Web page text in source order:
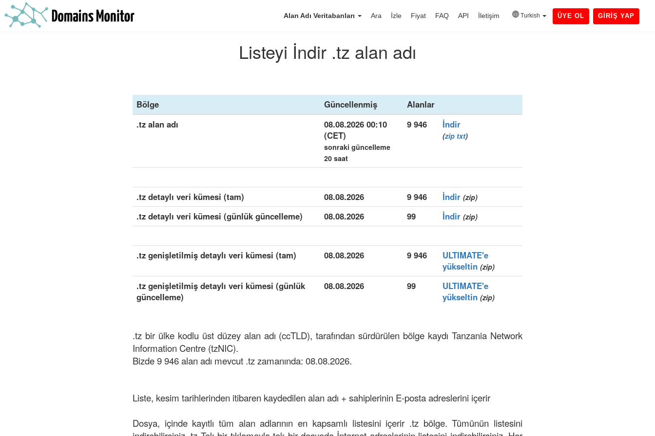
Alan Adı Veritabanları Ara İzle Fiyat FAQ API İletişim Turkish ÜYE OL GIRIŞ YAP
Listeyi İndir .tz alan adı
Bölge Güncellenmiş
Alanlar
.tz alan adı
08.08.2026 00:10
(CET)
sonraki güncelleme
20 saat
9 946 İndir
(zip txt)
.tz detaylı veri kümesi (tam) 08.08.2026 9 946 İndir (zip)
.tz detaylı veri kümesi (günlük güncelleme) 08.08.2026 99 İndir (zip)
.tz genişletilmiş detaylı veri kümesi (tam) 08.08.2026 9 946
ULTIMATE'e
yükseltin (zip)
.tz genişletilmiş detaylı veri kümesi (günlük
güncelleme)
08.08.2026 99
ULTIMATE'e
yükseltin (zip)
.tz bir ülke kodlu üst düzey alan adı (ccTLD), tarafından sürdürülen bölge kaydı Tanzania Network
Information Centre (tzNIC).
Bizde 9 946 alan adı mevcut .tz zamanında: 08.08.2026.
Liste, kesim tarihlerinden itibaren kaydedilen alan adı + sahiplerinin E-posta adreslerini içerir
Dosya, içinde kayıtlı tüm alan adlarının en kapsamlı listesini içerir .tz bölge. Tümünün listesini